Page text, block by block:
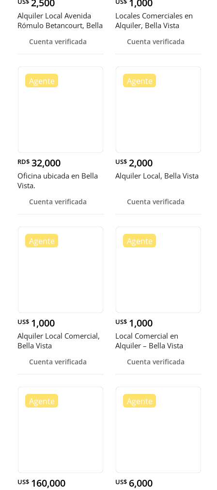
2,500
Alquiler Local Avenida
Rómulo Betancourt, Bella
Cuenta verificada
1,000
Locales Comerciales en
Alquiler, Bella Vista
Cuenta verificada
RD$ 32,000
Oficina ubicada en Bella
Vista.
Cuenta verificada
US$ 2,000
Alquiler Local, Bella Vista
Cuenta verificada
US$ 1,000
Alquiler Local Comercial,
Bella Vista
Cuenta verificada
US$ 1,000
Local Comercial en
Alquiler – Bella Vista
Cuenta verificada
US$ 160,000 US$ 6,000